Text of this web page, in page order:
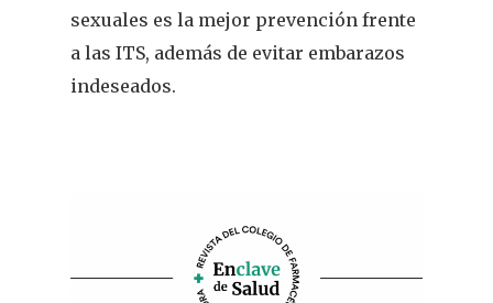
sexuales es la mejor prevención frente
a las ITS, además de evitar embarazos
indeseados.